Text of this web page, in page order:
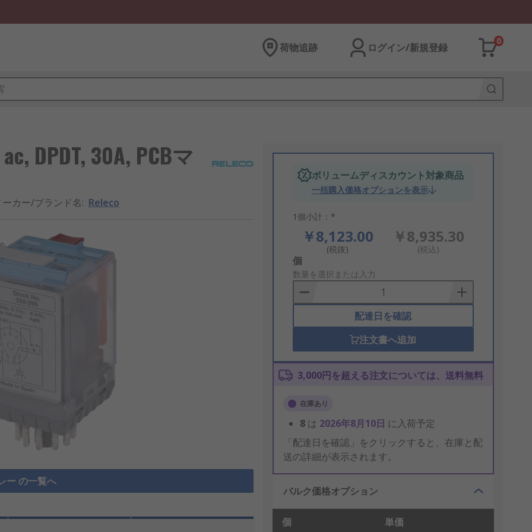
荷物追跡 ログイン/新規登録
0
DPDT, 30A, PCBマ
ーカー/ブランド名: Releco
ー の一覧へ
ボリュームディスカウント対象商品
一括購入価格オプションを表示
1個小計：*
￥8,123.00
(税抜)
￥8,935.30
(税込)
Add
to
Basket
個
数量を選択または入力
配達日を確認
注文書へ追加
3,000円を超える注文については、送料無料
在庫あり
8 は 2026年8月10日 に入荷予定
「配達日を確認」をクリックすると、在庫と配
送の詳細が表示されます。
バルク価格オプション
個 単価